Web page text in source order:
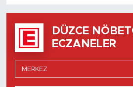
DÜZCE
ECZANELER